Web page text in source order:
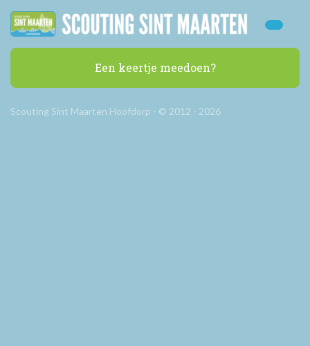
Een keertje meedoen?
Scouting Sint Maarten Hoofdorp - © 2012 - 2026